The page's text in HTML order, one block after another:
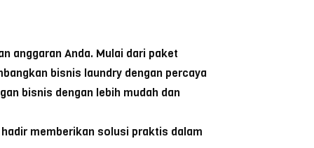
anggaran Anda. Mulai dari paket
bisnis laundry dengan percaya
bisnis dengan lebih mudah dan
memberikan solusi praktis dalam